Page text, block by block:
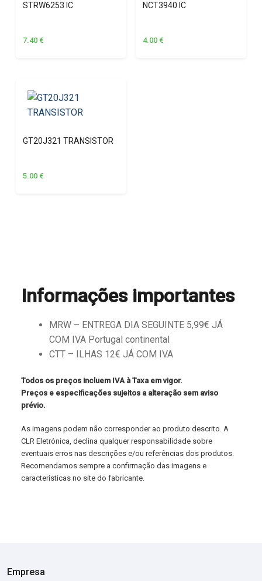
STRW6253 IC
7.40 €
NCT3940 IC
4.00 €
GT20J321 TRANSISTOR
5.00 €
Informações importantes
MRW – ENTREGA DIA SEGUINTE 5,99€ JÁ
COM IVA Portugal continental
CTT – ILHAS 12€ JÁ COM IVA
Todos os preços incluem IVA à Taxa em vigor.
Preços e especificações sujeitos a alteração sem aviso
prévio.
As imagens podem não corresponder ao produto descrito. A
CLR Eletrónica, declina qualquer responsabilidade sobre
eventuais erros nas descrições e/ou referências dos produtos.
Recomendamos sempre a confirmação das imagens e
características no site do fabricante.
Empresa